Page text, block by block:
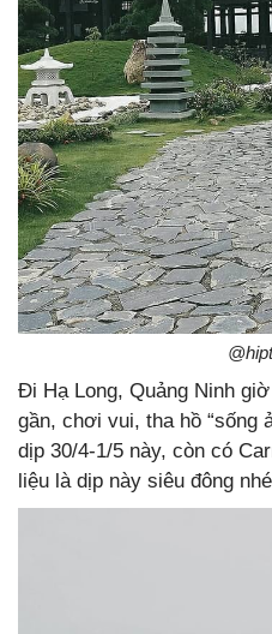
Đi Hạ Long, Quảng Ninh
gần, chơi vui, tha hồ “sống
dịp 30/4-1/5 này, còn có
liệu là dịp này siêu đông